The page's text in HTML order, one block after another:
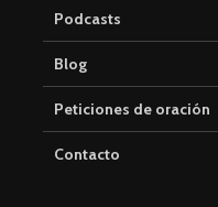
Podcasts
Blog
Peticiones de oración
Contacto